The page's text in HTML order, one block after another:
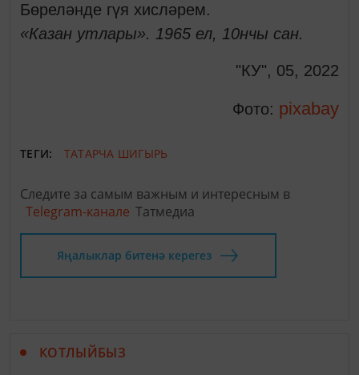
Бөреләнде гүя хисләрем.
«Казан утлары». 1965 ел, 10нчы сан.
"КУ", 05, 2022
Фото: pixabay
ТЕГИ: ТАТАРЧА ШИГЫРЬ
Следите за самым важным и интересным в
Telegram-канале Татмедиа
Яңалыклар битенә керегез
КОТЛЫЙБЫЗ